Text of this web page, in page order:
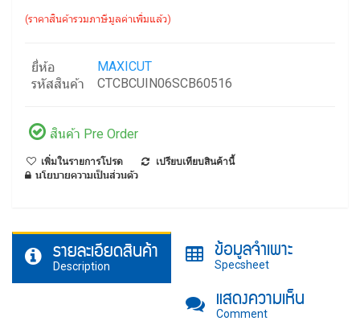
(ราคาสินค้ารวมภาษีมูลค่าเพิ่มแล้ว)
ยี่ห้อ
MAXICUT
รหัสสินค้า
CTCBCUIN06SCB60516
สินค้า Pre Order
เพิ่มในรายการโปรด
เปรียบเทียบสินค้านี้
นโยบายความเป็นส่วนตัว
รายละเอียดสินค้า
Description
ข้อมูลจำเพาะ
Specsheet
แสดงความเห็น
Comment